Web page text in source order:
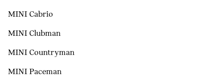
MINI Cabrio
MINI Clubman
MINI Countryman
MINI Paceman